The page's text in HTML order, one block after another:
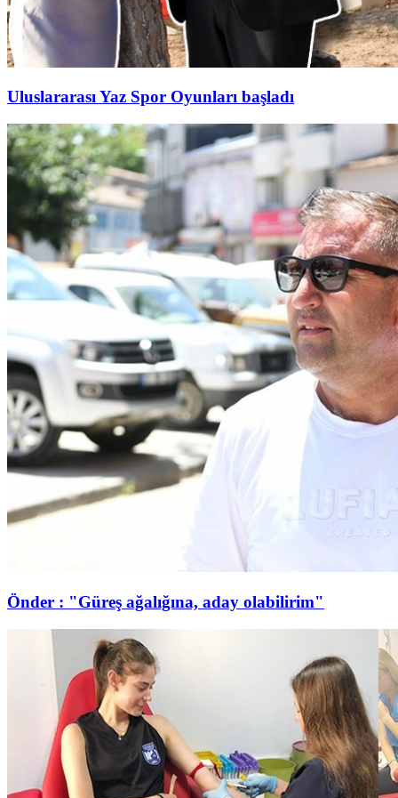
Uluslararası Yaz Spor Oyunları başladı
Önder : "Güreş ağalığına, aday olabilirim"